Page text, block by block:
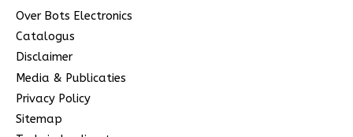
Over Bots Electronics
Catalogus
Disclaimer
Media & Publicaties
Privacy Policy
Sitemap